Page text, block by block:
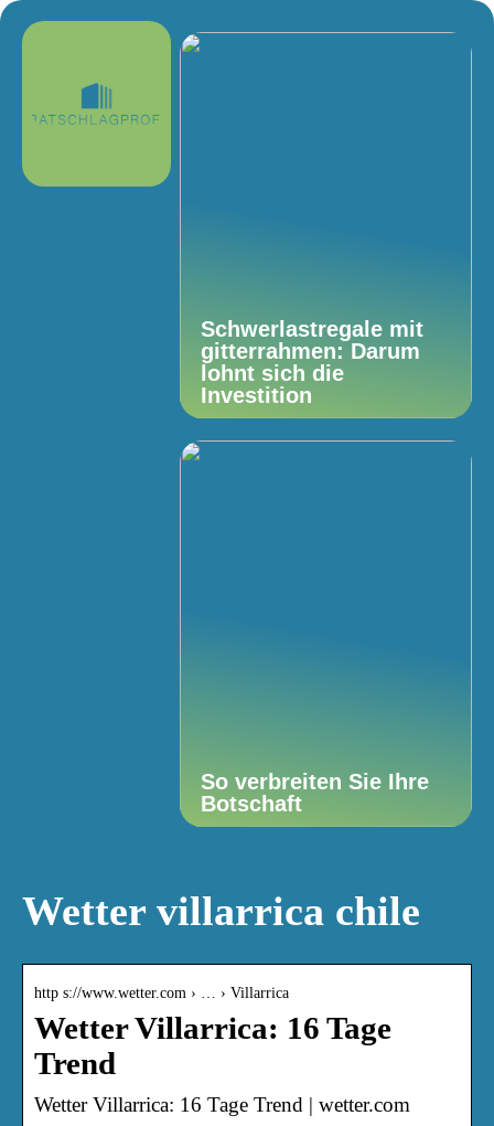
Schwerlastregale mit
gitterrahmen: Darum
lohnt sich die
Investition
So verbreiten Sie Ihre
Botschaft
Wetter villarrica chile
http s://www.wetter.com › … › Villarrica
Wetter Villarrica: 16 Tage
Trend
Wetter Villarrica: 16 Tage Trend | wetter.com